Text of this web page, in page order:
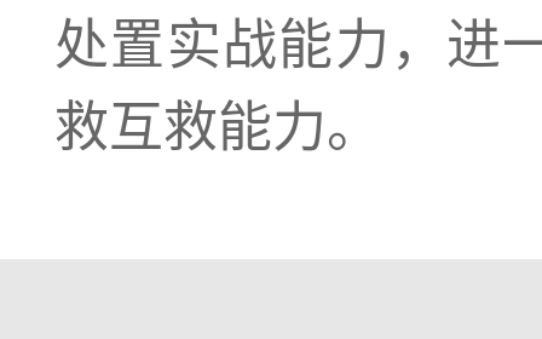
处置实战能力，进
救互救能力。